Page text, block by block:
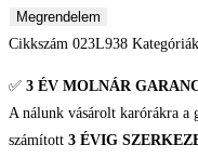
Megrendelem
Cikkszám 023L938 Kategóriák
✅ 3 ÉV MOLNÁR
A nálunk vásárolt karórákra a
számított 3 ÉVIG